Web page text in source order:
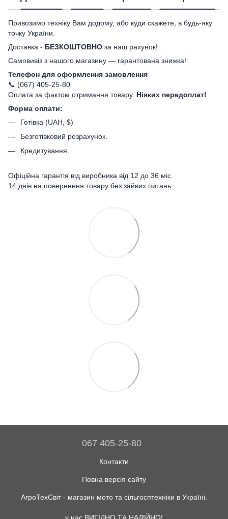
Привозимо техніку Вам додому, або куди скажете, в будь-яку
точку України.
Доставка - БЕЗКОШТОВНО за наш рахунок!
Самовивіз з нашого магазину — гарантована знижка!
Телефон для оформлення замовлення
📞 (067) 405-25-80
Оплата за фактом отримання товару. Ніяких передоплат!
Форма оплати:
Готівка (UAH, $)
Безготівковий розрахунок.
Кредитування.
Офіційна гарантія від виробника від 12 до 36 міс.
14 днів на повернення товару без зайвих питань.
067 405-25-80
Контакти
Повна версія сайту
АгроТехСвіт - магазин мото та сільгосптехніки в Україні.
у нас ВИГІДНО ТА НАДІЙНО!